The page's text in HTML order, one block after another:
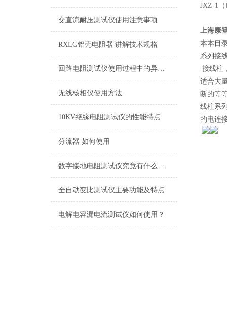
交直流耐压测试仪使用注意事项
RXLG铝壳电阻器 讲解技术规格
回路电阻测试仪使用过程中的异常处理
无线核相仪使用方法
10KV绝缘电阻测试仪的性能特点
分流器 如何使用
数字接地电阻测试仪究竟有什么作用呢？
全自动变比测试仪主要功能及特点
电解电容漏电流测试仪如何使用？
JXZ-1
上海康
本本目
系列接
接线柱
适合大
断的等
线柱系
的电连